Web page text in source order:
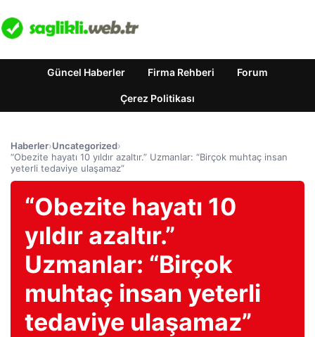
Güncel Haberler Firma Rehberi Forum
Çerez Politikası
Haberler›Uncategorized›
“Obezite hayatı 10 yıldır azaltır.” Uzmanlar: “Birçok muhtaç insan
yeterli tedaviye ulaşamaz”
“Obezite hayatı 10
yıldır azaltır.”
Uzmanlar: “Birçok
muhtaç insan yeterli
tedaviye ulaşamaz”